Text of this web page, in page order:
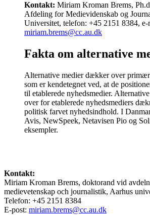
Kontakt: Miriam Kroman Brems,
Afdeling for Medievidenskab og
Universitet, telefon: +45 2151 8384, e-
miriam.brems@cc.au.dk
Fakta om alternative
Alternative medier dækker over
som er kendetegnet ved, at de
til etablerede nyhedsmedier.
over for etablerede nyhedsmediers
politisk farvet nyhedsindhold. I
Avis, NewSpeek, Netavisen Pio og
eksempler.
Kontakt:
Miriam Kroman Brems, doktorand vid
medievetenskap och journalistik, Aarhus
Telefon: +45 2151 8384
E-post: miriam.brems@cc.au.dk